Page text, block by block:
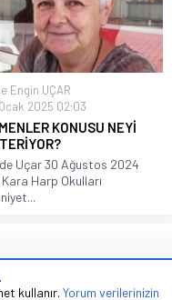
Engin UÇAR
2025 02:03
KONUSU NEYİ
Uçar 30 Ağustos 2024
Harp Okulları
.
kullanır. Yorum verilerinizin